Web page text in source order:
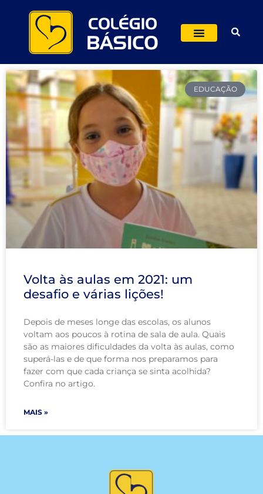
EDUCAÇÃO
Volta às aulas em 2021: um
desafio e várias lições!
Depois de meses longe das escolas, os alunos
voltam aos poucos à rotina de sala de aula. Quais
são as maiores dificuldades da volta às aulas, como
superá-las e de que forma nos preparamos para
fazer com que cada criança se sinta acolhida?
Confira no artigo.
MAIS »